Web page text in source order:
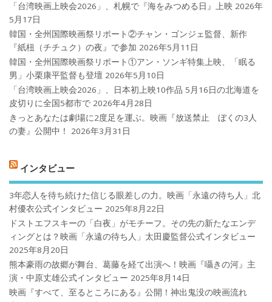
「台湾映画上映会2026」、札幌で『海をみつめる日』上映 2026年
5月17日
韓国・全州国際映画祭リポート②チャン・ゴンジェ監督、新作
『紙杻（チチュク）の夜』で参加 2026年5月11日
韓国・全州国際映画祭リポート①アン・ソンギ特集上映、「眠る
男」小栗康平監督も登壇 2026年5月10日
「台湾映画上映会2026」、日本初上映10作品 5月16日の北海道を
皮切りに全国5都市で 2026年4月28日
きっとあなたは劇場に2度足を運ぶ。映画『放送禁止 ぼくの3人
の妻』公開中！
2026年3月31日
インタビュー
3年恋人を待ち続けた信じる眼差しの力。映画「永遠の待ち人」北
村優衣公式インタビュー 2025年8月22日
ドストエフスキーの「白夜」がモチーフ。その先の新たなエンデ
ィングとは？映画「永遠の待ち人」太田慶監督公式インタビュー
2025年8月20日
熊本豪雨の故郷が舞台、葛藤を経て出演へ！映画『囁きの河』主
演・中原丈雄公式インタビュー 2025年8月14日
映画『すべて、至るところにある』公開！神出鬼没の映画流れ